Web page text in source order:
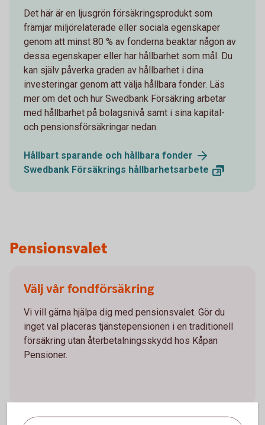
Det här är en ljusgrön försäkringsprodukt som
främjar miljörelaterade eller sociala egenskaper
genom att minst 80 % av fonderna beaktar någon av
dessa egenskaper eller har hållbarhet som mål. Du
kan själv påverka graden av hållbarhet i dina
investeringar genom att välja hållbara fonder. Läs
mer om det och hur Swedbank Försäkring arbetar
med hållbarhet på bolagsnivå samt i sina kapital-
och pensionsförsäkringar nedan.
Hållbart sparande och hållbara fonder
Swedbank Försäkrings hållbarhetsarbete
Pensionsvalet
Välj vår fondförsäkring
Vi vill gärna hjälpa dig med pensionsvalet. Gör du
inget val placeras tjänstepensionen i en traditionell
försäkring utan återbetalningsskydd hos Kåpan
Pensioner.